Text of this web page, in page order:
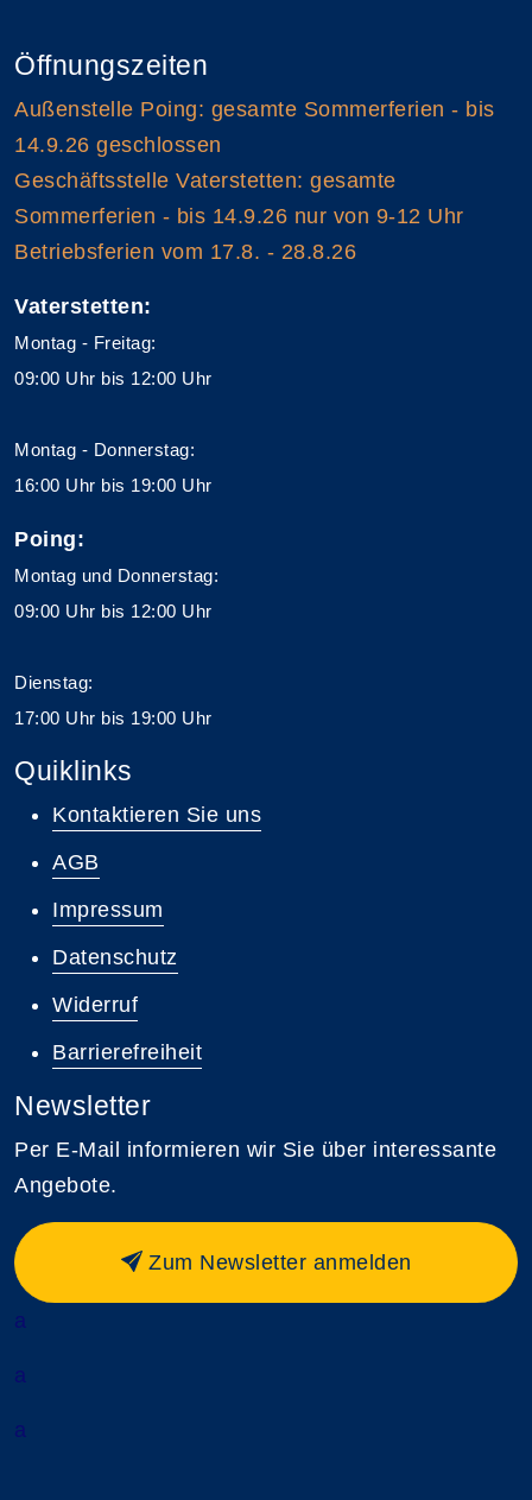
Öffnungszeiten
Außenstelle Poing: gesamte Sommerferien - bis
14.9.26 geschlossen
Geschäftsstelle Vaterstetten: gesamte
Sommerferien - bis 14.9.26 nur von 9-12 Uhr
Betriebsferien vom 17.8. - 28.8.26
Vaterstetten:
Montag - Freitag:
09:00 Uhr bis 12:00 Uhr
Montag - Donnerstag:
16:00 Uhr bis 19:00 Uhr
Poing:
Montag und Donnerstag:
09:00 Uhr bis 12:00 Uhr
Dienstag:
17:00 Uhr bis 19:00 Uhr
Quiklinks
Kontaktieren Sie uns
AGB
Impressum
Datenschutz
Widerruf
Barrierefreiheit
Newsletter
Per E-Mail informieren wir Sie über interessante
Angebote.
Zum Newsletter anmelden
a
a
a